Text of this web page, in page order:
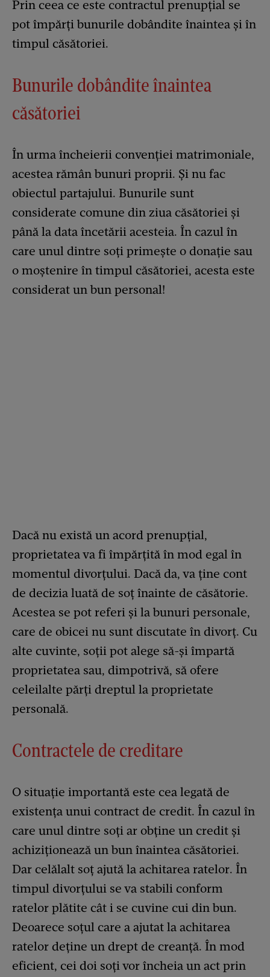
Prin ceea ce este contractul prenupțial se
pot împărți bunurile dobândite înaintea și în
timpul căsătoriei.
Bunurile dobândite înaintea
căsătoriei
În urma încheierii convenției matrimoniale,
acestea rămân bunuri proprii. Și nu fac
obiectul partajului. Bunurile sunt
considerate comune din ziua căsătoriei și
până la data încetării acesteia. În cazul în
care unul dintre soți primește o donație sau
o moștenire în timpul căsătoriei, acesta este
considerat un bun personal!
Dacă nu există un acord prenupțial,
proprietatea va fi împărțită în mod egal în
momentul divorțului. Dacă da, va ține cont
de decizia luată de soț înainte de căsătorie.
Acestea se pot referi și la bunuri personale,
care de obicei nu sunt discutate în divorț. Cu
alte cuvinte, soții pot alege să-și împartă
proprietatea sau, dimpotrivă, să ofere
celeilalte părți dreptul la proprietate
personală.
Contractele de creditare
O situație importantă este cea legată de
existența unui contract de credit. În cazul în
care unul dintre soți ar obține un credit și
achiziționează un bun înaintea căsătoriei.
Dar celălalt soț ajută la achitarea ratelor. În
timpul divorțului se va stabili conform
ratelor plătite cât i se cuvine cui din bun.
Deoarece soțul care a ajutat la achitarea
ratelor deține un drept de creanță. În mod
eficient, cei doi soți vor încheia un act prin